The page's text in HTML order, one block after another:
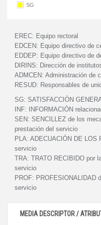
SG
EREC: Equipo rectoral
EDCEN: Equipo directivo de
EDDEP: Equipo directivo de
DIRINS: Dirección de
ADMCEN: Administración de
RESUD: Responsables de
SG: SATISFACCIÓN
INF:
INFORMACIÓN
SEN: SENCILLEZ de los
prestación del servicio
PLA: ADECUACIÓN DE LOS
servicio
TRA: TRATO RECIBIDO por
servicio
PROF: PROFESIONALIDAD
servicio
MEDIA DESCRIPTOR /